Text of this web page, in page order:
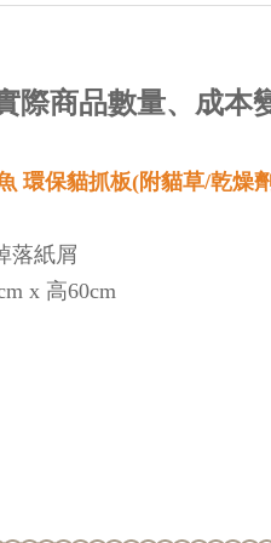
際商品數量、成
環保貓抓板(附貓草/乾燥
落紙屑
x 高60cm